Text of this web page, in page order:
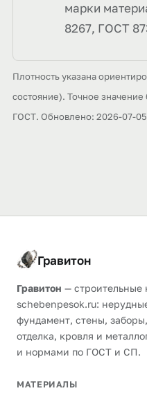
марки
8267, ГОСТ
Плотность указана
состояние). Точное значение
ГОСТ. Обновлено: 2026-07-
Гравитон
Гравитон — строительные
schebenpesok.ru:
фундамент, стены,
отделка, кровля и
и нормами по ГОСТ и СП.
МАТЕРИАЛЫ